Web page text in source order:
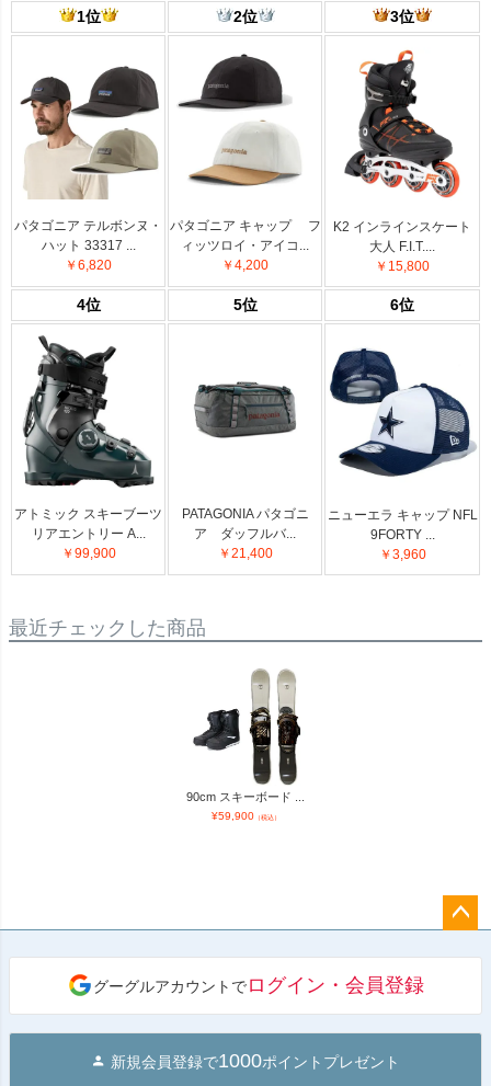
1位 2位 3位
パタゴニア テルボンヌ・
ハット 33317 ...
￥6,820
パタゴニア キャップ フ
ィッツロイ・アイコ...
￥4,200
K2 インラインスケート
大人 F.I.T....
￥15,800
4位 5位 6位
アトミック スキーブーツ
リアエントリー A...
￥99,900
PATAGONIA パタゴニ
ア ダッフルバ...
￥21,400
ニューエラ キャップ NFL
9FORTY ...
￥3,960
最近チェックした商品
90cm スキーボード ...
¥59,900（税込）
へ
グーグルアカウントでログイン・会員登録
新規会員登録で1000ポイントプレゼント